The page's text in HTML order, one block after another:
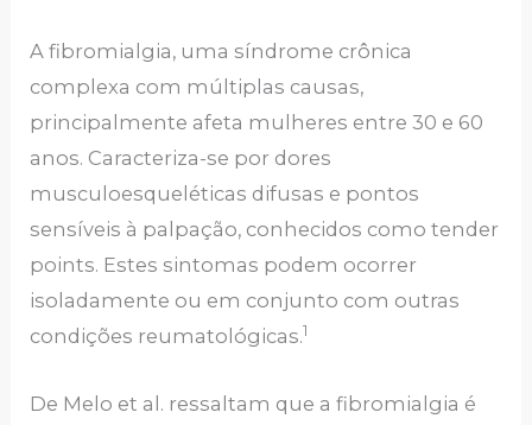
A fibromialgia, uma síndrome crônica
complexa com múltiplas causas,
principalmente afeta mulheres entre 30 e 60
anos. Caracteriza-se por dores
musculoesqueléticas difusas e pontos
sensíveis à palpação, conhecidos como tender
points. Estes sintomas podem ocorrer
isoladamente ou em conjunto com outras
condições reumatológicas.1
De Melo et al. ressaltam que a fibromialgia é